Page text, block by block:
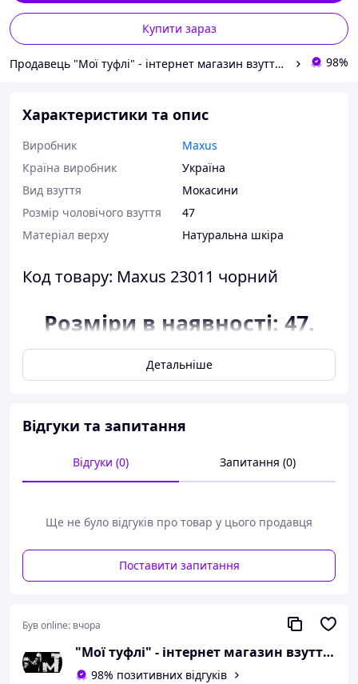
Купити зараз
Продавець "Мої туфлі" - інтернет магазин взуття на всі випадки життя. 98%
Характеристики та опис
Виробник
Maxus
Країна виробник
Україна
Вид взуття
Мокасини
Розмір чоловічого взуття
47
Матеріал верху
Натуральна шкіра
Код товару: Maxus 23011 чорний
Розміри в наявності: 47.
Відповідність розміру до
довжини устілки:
сантиметра.
Можлива похибка вимірювань +/- 2мм.
При оформленні замовлення
необхідний розмір вказуйте в
Вам сподобалася модель
і Ви вирішили купити?
Зателефонуйте 067-9272731 / 050-
необхідного Вам розміру.
Або задайте запитання на
simashkevichr@ukr.net
Детальніше
Відгуки та запитання
Відгуки (0) Запитання (0)
Ще не було відгуків про товар у цього продавця
Поставити запитання
Був online: вчора
"Мої туфлі" - інтернет магазин взуття на всі випадки життя.
98% позитивних відгуків